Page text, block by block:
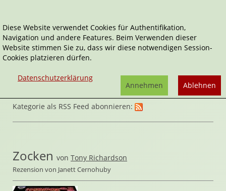
Home Spiele Knoblen & Rätsel
Kategorie als RSS Feed abonnieren:
Zocken von Tony Richardson
Rezension von Janett Cernohuby
Diese Website verwendet Cookies für Authentifikation,
Navigation und andere Features. Beim Verwenden dieser
Website stimmen Sie zu, dass wir diese notwendigen Session-
Cookies platzieren dürfen.
Datenschutzerklärung
Ablehnen
Annehmen